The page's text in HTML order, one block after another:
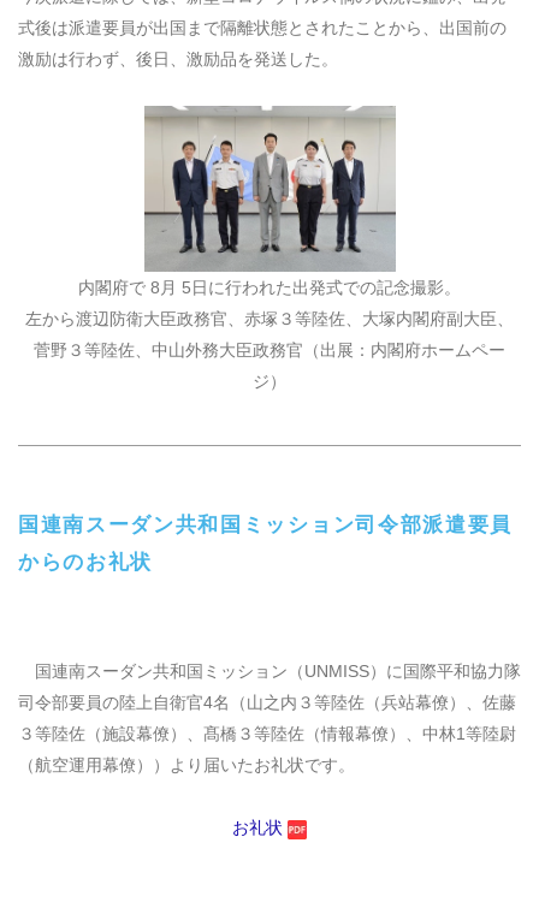
式後は派遣要員が出国まで隔離状態とされたことから、出国前の
激励は行わず、後日、激励品を発送した。
内閣府で 8月 5日に行われた出発式での記念撮影。
左から渡辺防衛大臣政務官、赤塚３等陸佐、大塚内閣府副大臣、
菅野３等陸佐、中山外務大臣政務官（出展：内閣府ホームペー
ジ）
国連南スーダン共和国ミッション司令部派遣要員
からのお礼状
国連南スーダン共和国ミッション（UNMISS）に国際平和協力隊
司令部要員の陸上自衛官4名（山之内３等陸佐（兵站幕僚）、佐藤
３等陸佐（施設幕僚）、髙橋３等陸佐（情報幕僚）、中林1等陸尉
（航空運用幕僚））より届いたお礼状です。
お礼状